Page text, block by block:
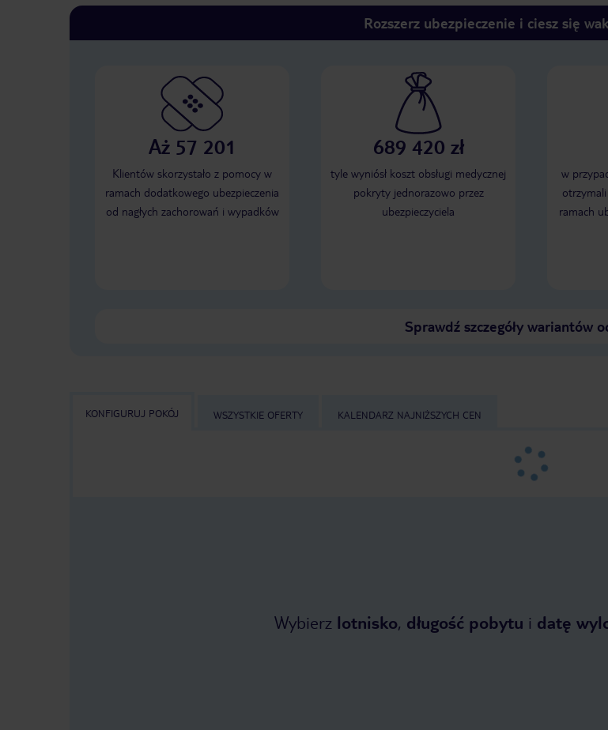
Rozszerz ubezpieczenie i ciesz się
Aż 57 201
Klientów skorzystało z pomocy w
ramach dodatkowego ubezpieczenia
od nagłych zachorowań i wypadków
689 420 zł
tyle wyniósł koszt obsługi medycznej
pokryty jednorazowo przez
ubezpieczyciela
w
ramach
Sprawdź szczegóły wariantów
KONFIGURUJ POKÓJ WSZYSTKIE OFERTY KALENDARZ NAJNIŻSZYCH CEN
Wybierz lotnisko, długość pobytu i datę